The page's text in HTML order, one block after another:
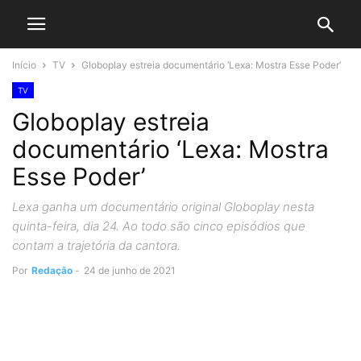
Início TV Globoplay estreia documentário ‘Lexa: Mostra Esse Poder’
TV
Globoplay estreia
documentário ‘Lexa: Mostra
Esse Poder’
Lexa ganha um documentário original Globoplay nesta
quinta-feira, dia 24. Ao todo são cinco episódios que
contam a trajetória da cantora.
Por Redação - 24 de junho de 2021